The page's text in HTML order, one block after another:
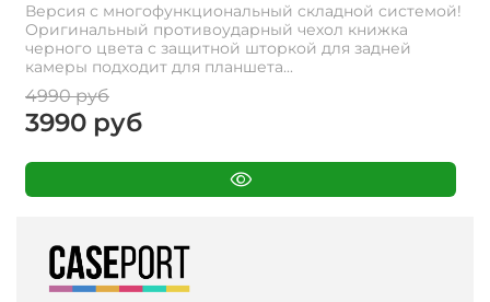
Версия с многофункциональный складной системой!
Оригинальный противоударный чехол книжка
черного цвета с защитной шторкой для задней
камеры подходит для планшета...
4990 руб
3990 руб